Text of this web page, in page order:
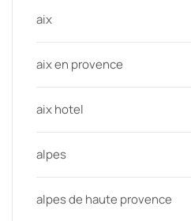
aix
aix en provence
aix hotel
alpes
alpes de haute provence